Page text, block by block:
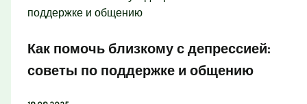
поддержке и общению
Как помочь близкому с депрессией:
советы по поддержке и общению